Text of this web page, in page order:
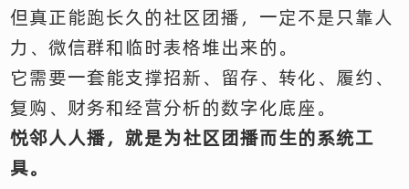
但真正能跑长久的社区团播，一定不是只靠人
力、微信群和临时表格堆出来的。
它需要一套能支撑招新、留存、转化、履约、
复购、财务和经营分析的数字化底座。
悦邻人人播，就是为社区团播而生的系统工
具。